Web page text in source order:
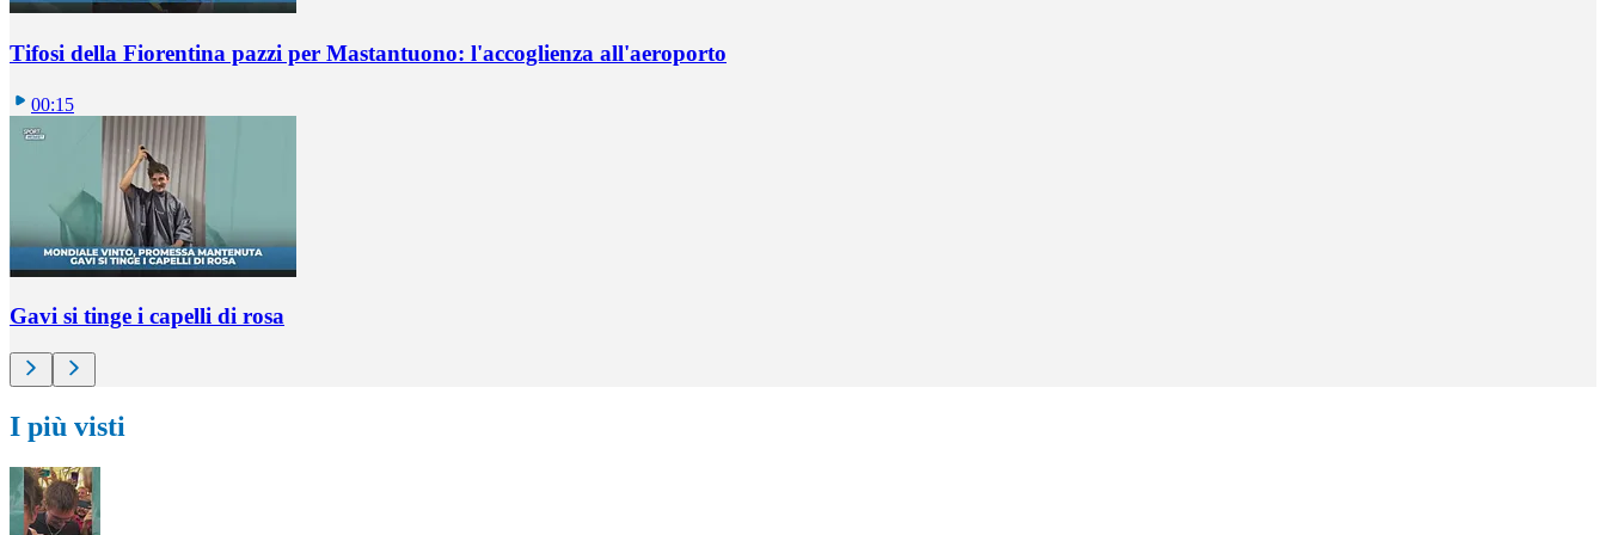
Tifosi della Fiorentina pazzi per Mastantuono: l'accoglienza all'aeroporto
00:15
Gavi si tinge i capelli di rosa
I più visti